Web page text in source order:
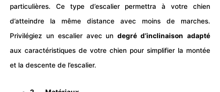
particulières. Ce type d’escalier permettra à votre chien
d’atteindre la même distance avec moins de marches.
Privilégiez un escalier avec undegré d’inclinaison adapté
aux caractéristiques de votre chien pour simplifier la montée
et la descente de l’escalier.